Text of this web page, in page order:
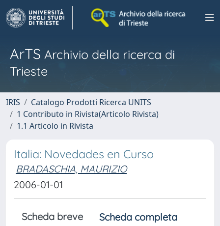
ArTS Archivio della ricerca di
Trieste
IRIS
Catalogo Prodotti Ricerca UNITS
1 Contributo in Rivista(Articolo Rivista)
1.1 Articolo in Rivista
Italia: Novedades en Curso
BRADASCHIA, MAURIZIO
2006-01-01
Scheda breve Scheda completa